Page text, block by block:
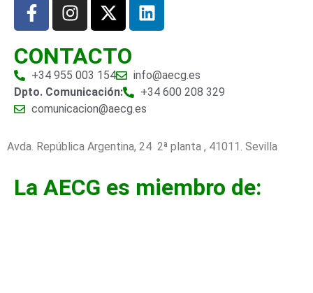
CONTACTO
+34 955 003 154
info@aecg.es
Dpto. Comunicación:
+34 600 208 329
comunicacion@aecg.es
Avda. República Argentina, 24 2ª planta , 41011. Sevilla
La AECG es miembro de: